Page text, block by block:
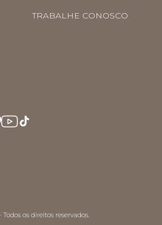
TRABALHE CONOSCO
os direitos reservados.